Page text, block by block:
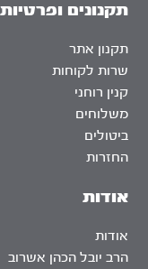
אודות
אודות
הרב יובל הכהן אשרוב
תקנונים ופרטיות
תקנון אתר
שרות לקוחות
קנין רוחני
משלוחים
ביטולים
החזרות